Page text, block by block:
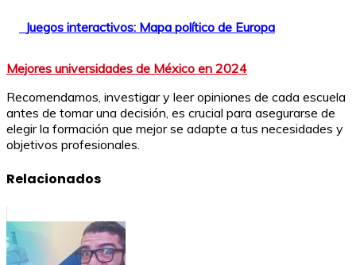
Juegos interactivos: Mapa político de Europa
Mejores universidades de México en 2024
Recomendamos, investigar y leer opiniones de cada escuela
antes de tomar una decisión, es crucial para asegurarse de
elegir la formación que mejor se adapte a tus necesidades y
objetivos profesionales.
Relacionados